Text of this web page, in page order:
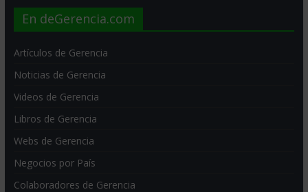
En deGerencia.com
Artículos de Gerencia
Noticias de Gerencia
Videos de Gerencia
Libros de Gerencia
Webs de Gerencia
Negocios por País
Colaboradores de Gerencia